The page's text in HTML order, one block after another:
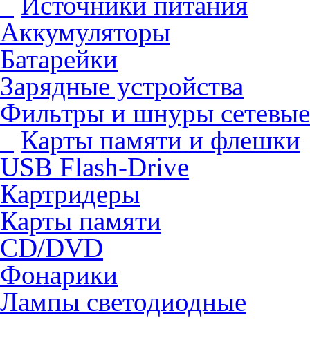
Аккумуляторы
Батарейки
Зарядные устройства
Фильтры и шнуры сетевые
Карты памяти и флешки
USB Flash-Drive
Картридеры
Карты памяти
CD/DVD
Фонарики
Лампы светодиодные